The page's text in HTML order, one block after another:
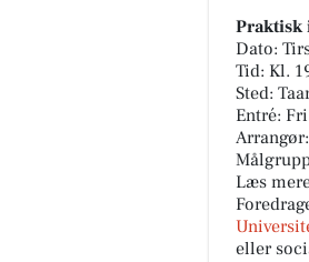
Dato:
Tid: Kl.
Sted:
Entré:
Læs
eller